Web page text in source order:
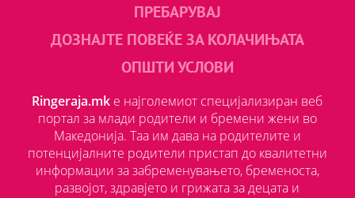
ПРЕБАРУВАЈ
ДОЗНАЈТЕ ПОВЕЌЕ ЗА КОЛАЧИЊАТА
ОПШТИ УСЛОВИ
Ringeraja.mk е најголемиот специјализиран веб
портал за млади родители и бремени жени во
Македонија. Таа им дава на родителите и
потенцијалните родители пристап до квалитетни
информации за забременувањето, бременоста,
развојот, здравјето и грижата за децата и